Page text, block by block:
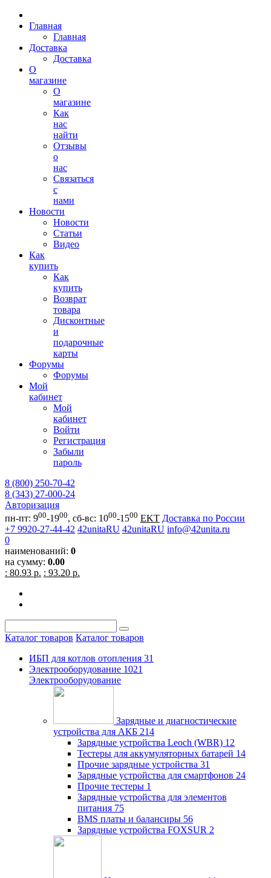
Главная
Главная
Доставка
Доставка
О
магазине
О
магазине
Как
нас
найти
Отзывы
о
нас
Связаться
с
нами
Новости
Новости
Статьи
Видео
Как
купить
Как
купить
Возврат
товара
Дисконтные
и
подарочные
карты
Форумы
Форумы
Мой
кабинет
Мой
кабинет
Войти
Регистрация
Забыли
пароль
8 (800) 250-70-42
8 (343) 27-000-24
Авторизация
пн-пт: 900-1900, сб-вс: 1000-1500 EKT Доставка по России
+7 9920-27-44-42 42unitaRU 42unitaRU info@42unita.ru
0
наименований: 0
на сумму: 0.00
: 80.93 р. : 93.20 р.
Каталог товаров Каталог товаров
ИБП для котлов отопления 31
Электрооборудование 1021
Электрооборудование
Зарядные и диагностические
устройства для АКБ 214
Зарядные устройства Leoch (WBR) 12
Тестеры для аккумуляторных батарей 14
Прочие зарядные устройства 31
Зарядные устройства для смартфонов 24
Прочие тестеры 1
Зарядные устройства для элементов
питания 75
BMS платы и балансиры 56
Зарядные устройства FOXSUR 2